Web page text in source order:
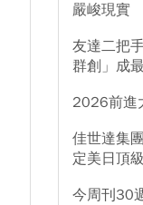
嚴峻現實
友達二把
群創」成
2026前進
佳世達集
定美日頂
今周刊30